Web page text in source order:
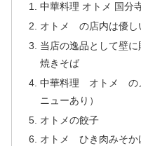
中華料理 オトメ 国分
オトメ の店内は優し
当店の逸品として壁
焼きそば
中華料理 オトメ の
ニューあり）
オトメの餃子
オトメ ひき肉みそか